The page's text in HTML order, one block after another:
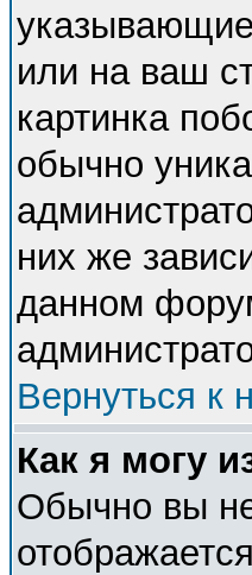
или на ваш
картинка
обычно
них же
данном
Вернуться к
Как я могу
Обычно вы